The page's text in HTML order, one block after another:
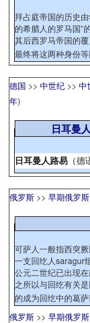
拜占庭帝国的历史
的希腊人的罗马国”
其后西罗马帝国的
最终将这两种身份
德国 >> 中世纪 >> 中
年)
日耳曼
日耳曼人路易 （德
俄罗斯 >> 早期俄罗斯
可萨人一般指西突
一支回纥人saragur
公元二世纪已出现
之所以与回纥有关
的成为回纥中的葛
俄罗斯 >> 早期俄罗斯